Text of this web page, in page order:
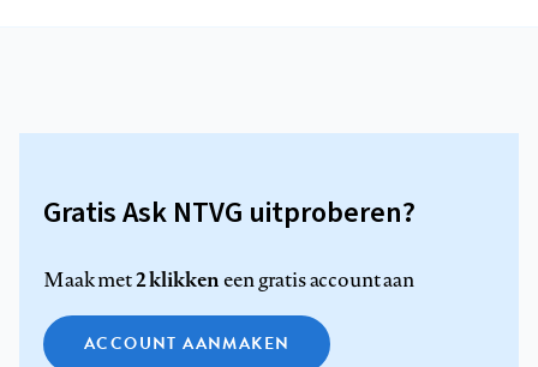
Gratis Ask NTVG uitproberen?
Maak met2 klikkeneen gratis account aan
ACCOUNT AANMAKEN